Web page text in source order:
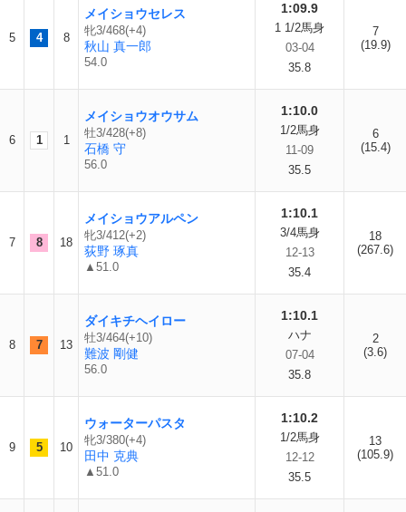
5 4 8
メイショウセレス
牝3/468(+4)
秋山 真一郎
54.0
1:09.9
1 1/2馬身
03-04
35.8
7
(19.9)
6 1 1
メイショウオウサム
牡3/428(+8)
石橋 守
56.0
1:10.0
1/2馬身
11-09
35.5
6
(15.4)
7 8 18
メイショウアルペン
牝3/412(+2)
荻野 琢真
▲51.0
1:10.1
3/4馬身
12-13
35.4
18
(267.6)
8 7 13
ダイキチヘイロー
牡3/464(+10)
難波 剛健
56.0
1:10.1
ハナ
07-04
35.8
2
(3.6)
9 5 10
ウォーターパスタ
牝3/380(+4)
田中 克典
▲51.0
1:10.2
1/2馬身
12-12
35.5
13
(105.9)